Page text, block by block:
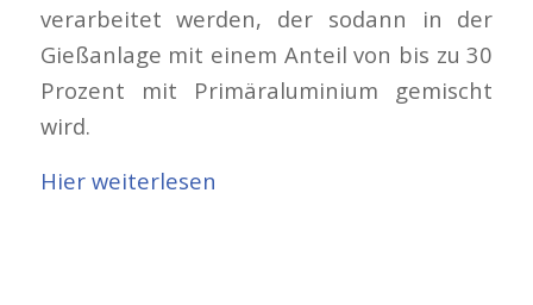
verarbeitet werden, der sodann in der
Gießanlage mit einem Anteil von bis zu 30
Prozent mit Primäraluminium gemischt
wird.
Hier weiterlesen